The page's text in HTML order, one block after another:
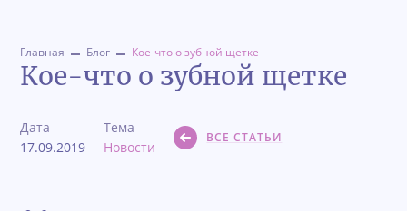
Главная Блог Кое-что о зубной щетке
Кое-что о зубной щетке
Дата
17.09.2019
Тема
Новости
ВСЕ СТАТЬИ